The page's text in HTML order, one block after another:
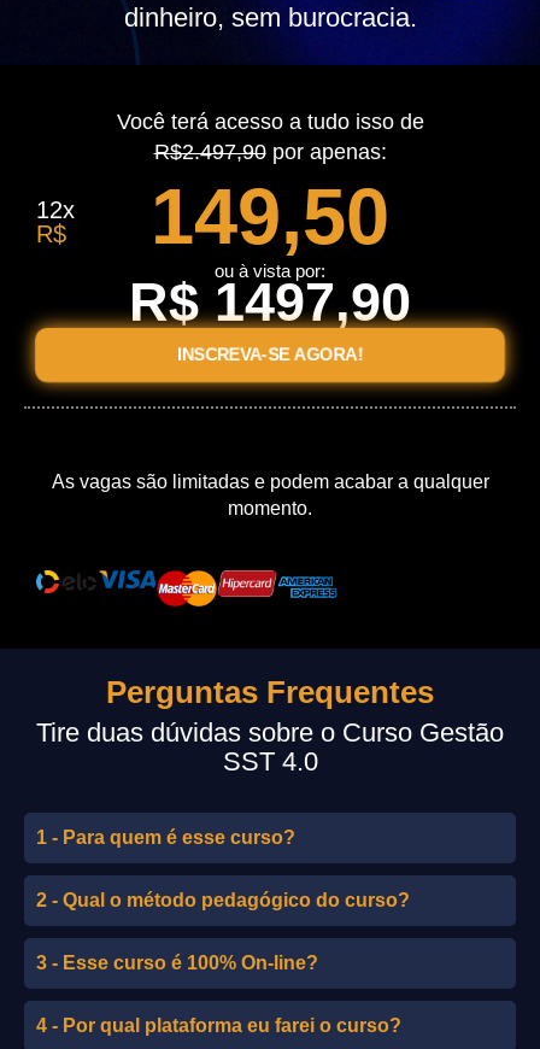
dinheiro, sem burocracia.
Você terá acesso a tudo isso de
R$2.497,90por apenas:
12x
R$
149,50
ou à vista por:
R$ 1497,90
INSCREVA-SE AGORA!
As vagas são limitadas e podem acabar a qualquer
momento.
Perguntas Frequentes
Tire duas dúvidas sobre o Curso Gestão
SST 4.0
1 - Para quem é esse curso?
2 - Qual o método pedagógico do curso?
3 - Esse curso é 100% On-line?
4 - Por qual plataforma eu farei o curso?